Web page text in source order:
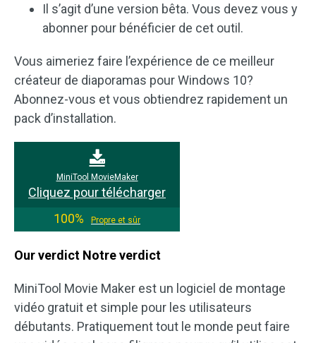
Il s’agit d’une version bêta. Vous devez vous y
abonner pour bénéficier de cet outil.
Vous aimeriez faire l’expérience de ce meilleur
créateur de diaporamas pour Windows 10?
Abonnez-vous et vous obtiendrez rapidement un
pack d’installation.
MiniTool MovieMaker
Cliquez pour télécharger
100%
Propre et sûr
Our verdict Notre verdict
MiniTool Movie Maker est un logiciel de montage
vidéo gratuit et simple pour les utilisateurs
débutants. Pratiquement tout le monde peut faire